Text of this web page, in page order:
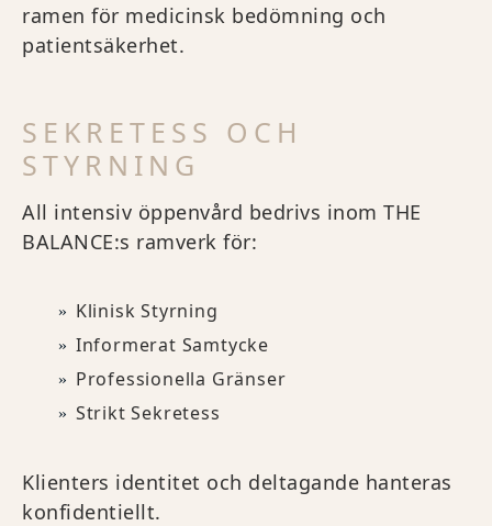
ramen för medicinsk bedömning och
patientsäkerhet.
SEKRETESS OCH
STYRNING
All intensiv öppenvård bedrivs inom THE
BALANCE:s ramverk för:
Klinisk Styrning
Informerat Samtycke
Professionella Gränser
Strikt Sekretess
Klienters identitet och deltagande hanteras
konfidentiellt.